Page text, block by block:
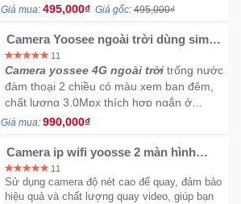
Giá mua: 495,000₫ Giá gốc: 495,000₫
Camera Yoosee ngoài trời dùng sim
4G
11
Camera yossee 4G ngoài trời trống nước
đàm thoại 2 chiều có màu xem ban đêm,
chất lượng 3.0Mpx thích hợp ngắn ở
những nơi không có wifi như nông trại khu
Giá mua: 990,000₫
Camera ip wifi yoosse 2 màn hình
GPT201 11
Sử dụng camera độ nét cao để quay, đảm bảo
hiệu quả và chất lượng quay video, giúp bạn